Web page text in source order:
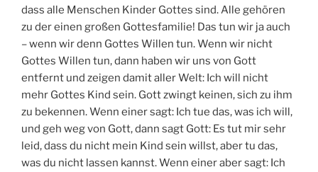
dass alle Menschen Kinder Gottes sind. Alle gehören
zu der einen großen Gottesfamilie! Das tun wir ja auch
– wenn wir denn Gottes Willen tun. Wenn wir nicht
Gottes Willen tun, dann haben wir uns von Gott
entfernt und zeigen damit aller Welt: Ich will nicht
mehr Gottes Kind sein. Gott zwingt keinen, sich zu ihm
zu bekennen. Wenn einer sagt: Ich tue das, was ich will,
und geh weg von Gott, dann sagt Gott: Es tut mir sehr
leid, dass du nicht mein Kind sein willst, aber tu das,
was du nicht lassen kannst. Wenn einer aber sagt: Ich